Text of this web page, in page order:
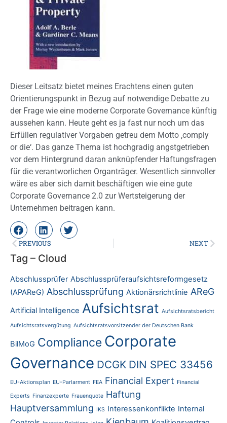
Dieser Leitsatz bietet meines Erachtens einen guten
Orientierungspunkt in Bezug auf notwendige Debatte zu
der Frage wie eine moderne Corporate Governance künftig
aussehen kann. Heute geht es ja fast nur noch um das
Erfüllen regulativer Vorgaben getreu dem Motto ‚comply
or die‘. Das ganze Thema ist hochgradig angstgetrieben
vor dem Hintergrund daran anknüpfender Haftungsfragen
für die verantworlichen Organträger. Wesentlich sinnvoller
wäre es aber sich damit beschäftigen wie eine gute
Corporate Governance 2.0 zur Wertsteigerung der
Unternehmen beitragen kann.
PREVIOUS NEXT
Tag – Cloud
Abschlussprüfer Abschlussprüferaufsichtsreformgesetz
(APAReG) Abschlussprüfung Aktionärsrichtlinie AReG
Artificial Intelligence Aufsichtsrat Aufsichtsratsbericht
Aufsichtsratsvergütung Aufsichtsratsvorsitzender der Deutschen Bank
BilMoG Compliance Corporate
Governance DCGK DIN SPEC 33456
EU-Aktionsplan EU-Parlarment FEA Financial Expert Financial
Experts Finanzexperte Frauenquote Haftung
Hauptversammlung IKS Interessenkonflikte Internal